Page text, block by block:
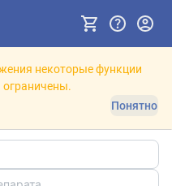
некоторые функции
ограничены.
Понятно